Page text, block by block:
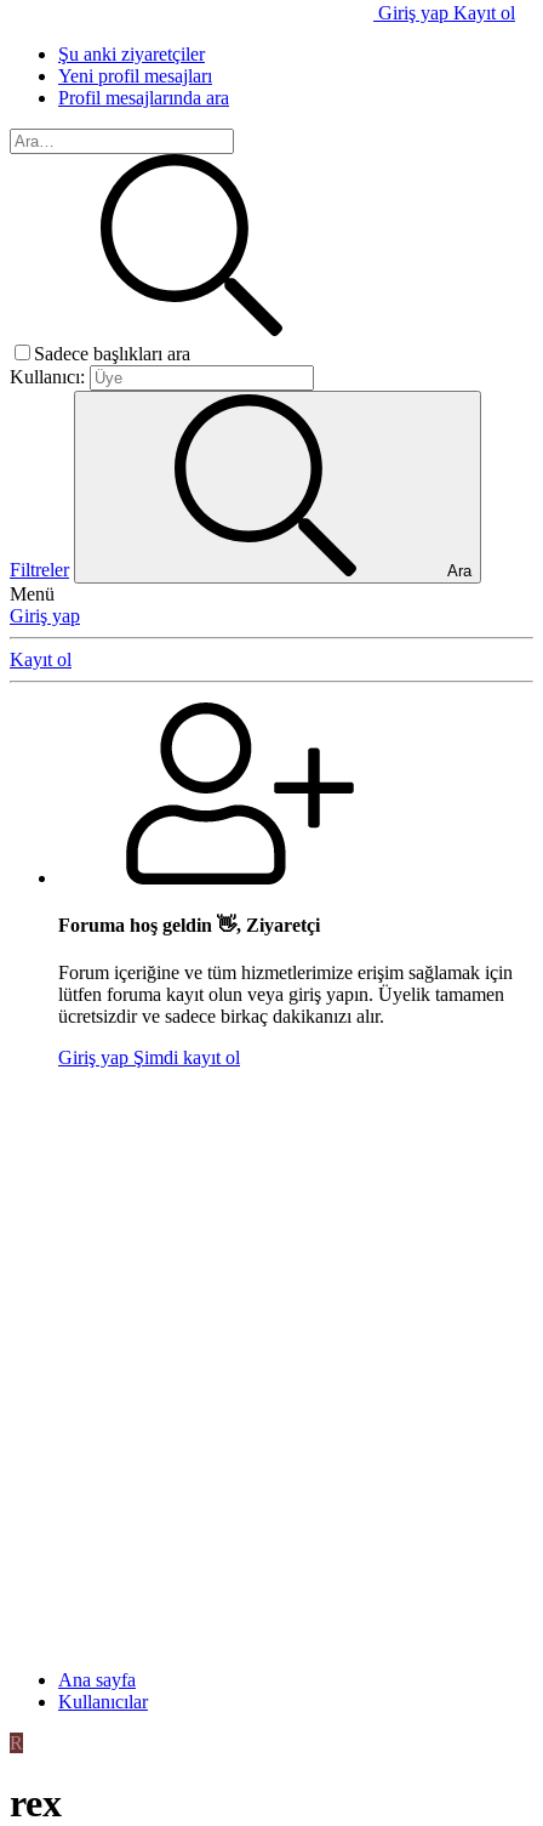
Giriş yap Kayıt ol
Şu anki ziyaretçiler
Yeni profil mesajları
Profil mesajlarında ara
Sadece başlıkları ara
Kullanıcı:
Filtreler Ara
Menü
Giriş yap
Kayıt ol
Foruma hoş geldin 👋, Ziyaretçi
Forum içeriğine ve tüm hizmetlerimize erişim sağlamak için
lütfen foruma kayıt olun veya giriş yapın. Üyelik tamamen
ücretsizdir ve sadece birkaç dakikanızı alır.
Giriş yap Şimdi kayıt ol
Ana sayfa
Kullanıcılar
R
rex